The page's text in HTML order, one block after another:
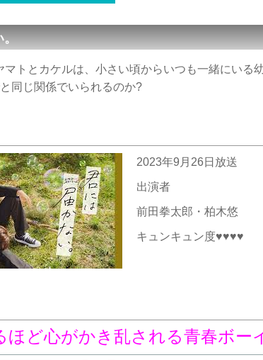
。
マトとカケルは、小さい頃からいつも一緒にいる
同じ関係でいられるのか?
2023年9月26日放送
出演者
前田拳太郎・柏木悠
キュンキュン度♥♥♥♥
ほど心がかき乱される青春ボー